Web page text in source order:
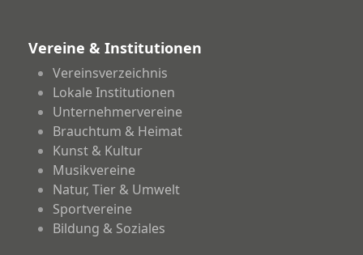
Vereine & Institutionen
Vereinsverzeichnis
Lokale Institutionen
Unternehmervereine
Brauchtum & Heimat
Kunst & Kultur
Musikvereine
Natur, Tier & Umwelt
Sportvereine
Bildung & Soziales